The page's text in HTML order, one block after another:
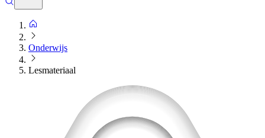
Onderwijs
Lesmateriaal